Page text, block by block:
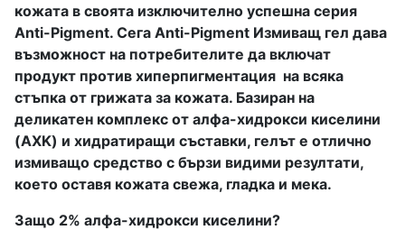
кожата в своята изключително успешна серия
Anti-Pigment. Сега Anti-Pigment Измиващ гел дава
възможност на потребителите да включат
продукт против хиперпигментация на всяка
стъпка от грижата за кожата. Базиран на
деликатен комплекс от алфа-хидрокси киселини
(AХK) и хидратиращи съставки, гелът е отлично
измиващо средство с бързи видими резултати,
което оставя кожата свежа, гладка и мека.
Защо 2% алфа-хидрокси киселини?